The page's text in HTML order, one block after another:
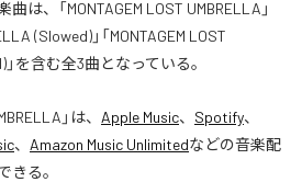
は、「MONTAGEM LOST UMBRELLA」
(Slowed)」「MONTAGEM LOST
を含む全3曲となっている。
」は、 Apple Music、 Spotify、
、 Amazon Music Unlimitedなどの音楽配
きる。